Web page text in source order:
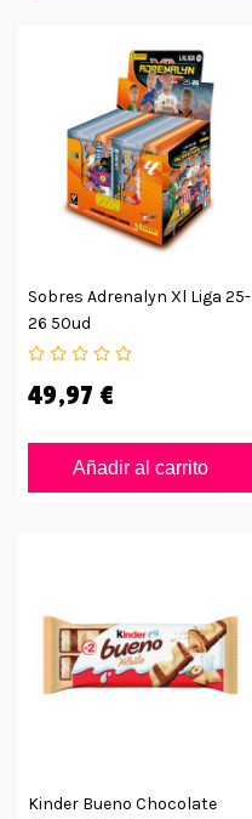
Sobres Adrenalyn Xl Liga 25-
26 50ud
49,97 €
Añadir al carrito
Kinder Bueno Chocolate